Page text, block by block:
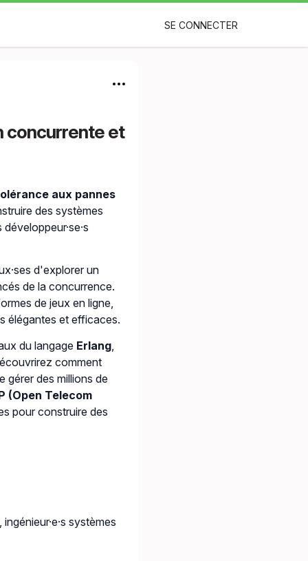
SE CONNECTER
concurrente et
aux pannes
des systèmes
d'explorer un
de la concurrence.
de jeux en ligne,
élégantes et efficaces.
du langage Erlang,
comment
gérer des millions de
(Open Telecom
pour construire des
systèmes